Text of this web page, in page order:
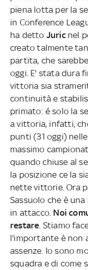
piena lotta per la
in Conference
ha detto Juric nel
creato talmente
partita, che
oggi. E' stata dura
vittoria sia
continuità e
primato: é solo la
a vittoria, infatti,
punti (31 oggi)
massimo
quando chiuse al
la posizione ce la
nette vittorie. Ora
Sassuolo che è
in attacco. Noi
restare . Stiamo
l'importante è non
assenze. Io sono
squadra e di come